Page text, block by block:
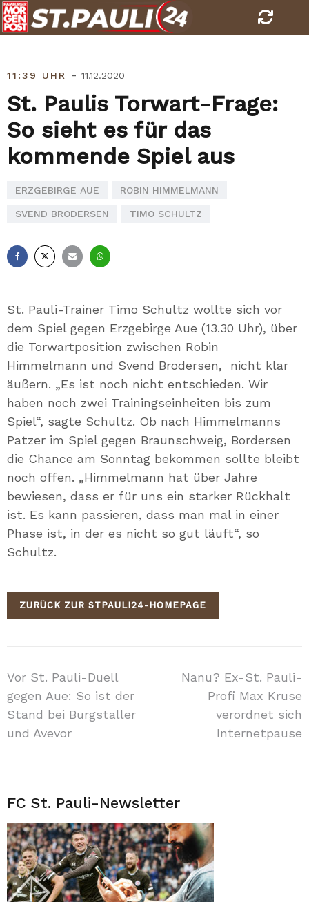
Skip
to
11:39 UHR - 11.12.2020
St. Paulis Torwart-Frage:
So sieht es für das
kommende Spiel aus
ERZGEBIRGE AUE ROBIN HIMMELMANN
SVEND BRODERSEN TIMO SCHULTZ
St. Pauli-Trainer Timo Schultz wollte sich vor
dem Spiel gegen Erzgebirge Aue (13.30 Uhr), über
die Torwartposition zwischen Robin
Himmelmann und Svend Brodersen, nicht klar
äußern. „Es ist noch nicht entschieden. Wir
haben noch zwei Trainingseinheiten bis zum
Spiel“, sagte Schultz. Ob nach Himmelmanns
Patzer im Spiel gegen Braunschweig, Bordersen
die Chance am Sonntag bekommen sollte bleibt
noch offen. „Himmelmann hat über Jahre
bewiesen, dass er für uns ein starker Rückhalt
ist. Es kann passieren, dass man mal in einer
Phase ist, in der es nicht so gut läuft“, so
Schultz.
ZURÜCK ZUR STPAULI24-HOMEPAGE
Beitragsnavigation
Vor St. Pauli-Duell
gegen Aue: So ist der
Stand bei Burgstaller
und Avevor
Nanu? Ex-St. Pauli-
Profi Max Kruse
verordnet sich
Internetpause
FC St. Pauli-Newsletter